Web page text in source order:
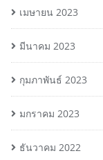
เมษายน 2023
มีนาคม 2023
กุมภาพันธ์ 2023
มกราคม 2023
ธันวาคม 2022